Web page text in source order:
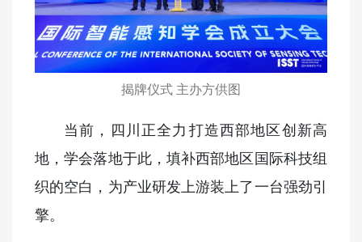
揭牌仪式 主办方供图
当前，四川正全力‌打造西部地区创新高
地，学会落地于此，填补西部地区国际科技组
织的空白，为产业研发上游装上了一台强劲引
擎。